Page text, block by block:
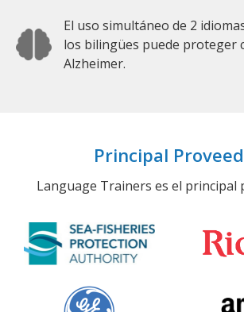
El uso simultáneo de 2
los bilingües puede proteger
Alzheimer.
Principal
Language Trainers es el principal